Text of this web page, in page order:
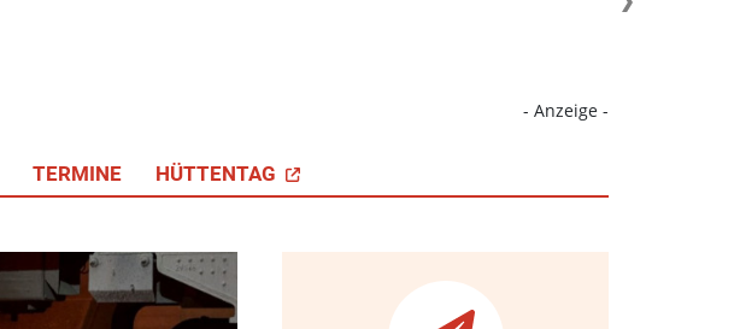
- Anzeige -
TERMINE HÜTTENTAG